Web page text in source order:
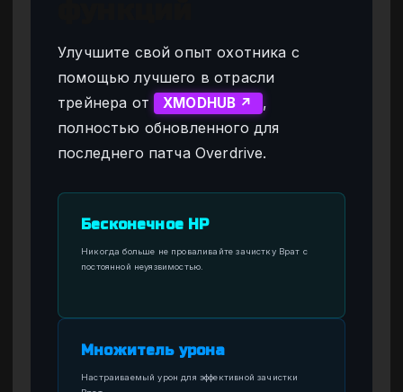
Улучшите свой опыт охотника с
помощью лучшего в отрасли
трейнера от
XMODHUB ↗
,
полностью обновленного для
последнего патча Overdrive.
Бесконечное HP
Никогда больше не проваливайте зачистку Врат с
постоянной неуязвимостью.
Множитель урона
Настраиваемый урон для эффективной зачистки